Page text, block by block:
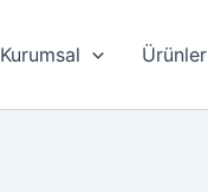
Kurumsal Ürünler